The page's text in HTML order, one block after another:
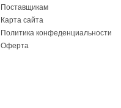
Поставщикам
Карта сайта
Политика конфеденциальности
Оферта